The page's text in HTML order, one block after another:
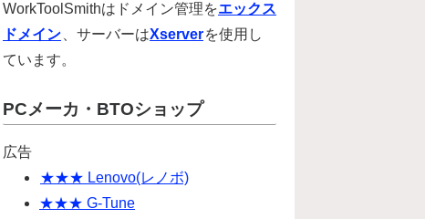
WorkToolSmithはドメイン管理をエックス
ドメイン 、サーバーはXserverを使用し
ています。
PCメーカ・BTOショップ
広告
★★★ Lenovo(レノボ)
★★★ G-Tune